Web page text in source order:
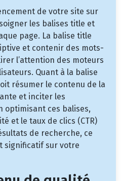
de votre site sur
les balises title et
page. La balise title
et contenir des mots-
l’attention des moteurs
Quant à la balise
résumer le contenu de la
et inciter les
optimisant ces balises,
et le taux de clics (CTR)
de recherche, ce
significatif sur votre